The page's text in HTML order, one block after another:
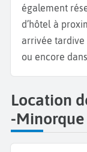
également
d’hôtel à
arrivée tardive
ou encore
Location
-Minorque